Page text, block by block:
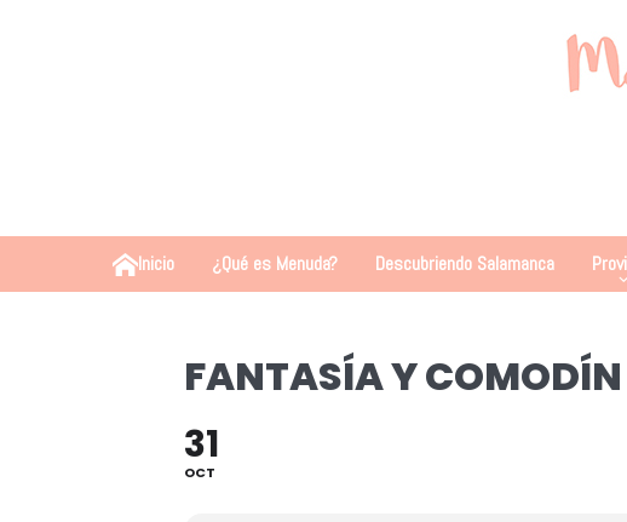
Inicio ¿Qué es Menuda? Descubriendo Salamanca
FANTASÍA Y COMODÍN
31
OCT